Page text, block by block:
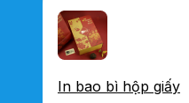
In bao bì hộp giấy